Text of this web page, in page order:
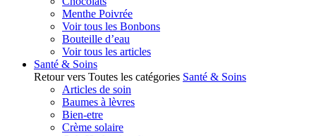
Menthe Poivrée
Voir tous les Bonbons
Bouteille d’eau
Voir tous les articles
Santé & Soins
Retour vers Toutes les catégories Santé & Soins
Articles de soin
Baumes à lèvres
Bien-etre
Crème solaire